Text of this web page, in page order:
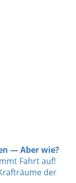
— Aber wie?
Fahrt auf!
der